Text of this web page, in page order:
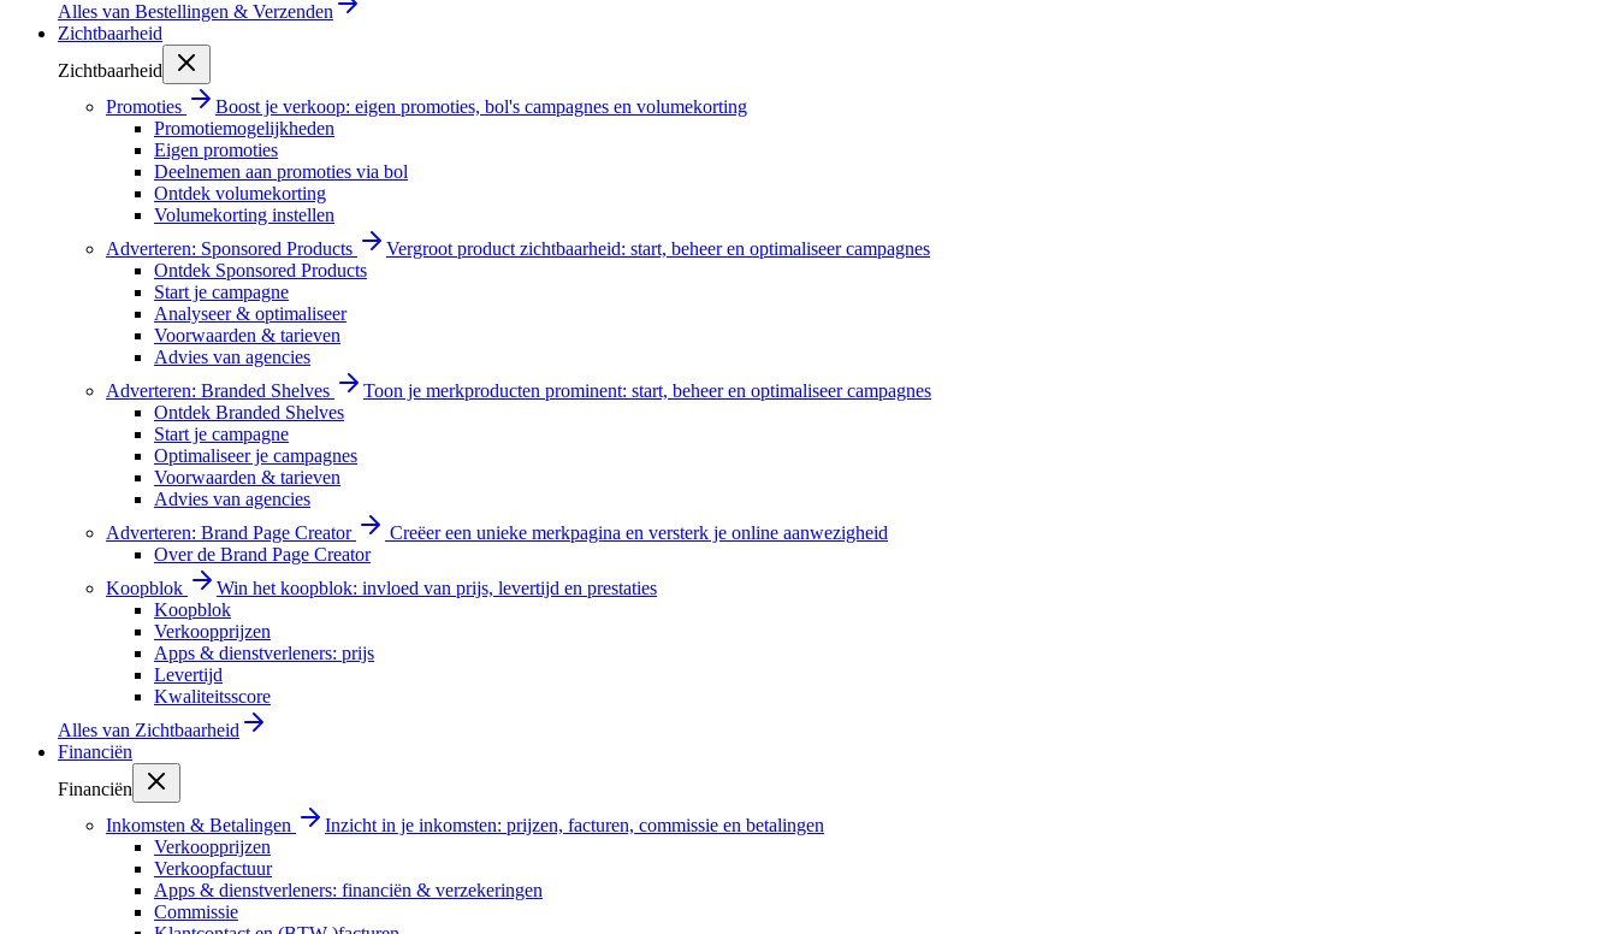
Alles van Bestellingen & Verzenden
Zichtbaarheid
Zichtbaarheid
Promoties
Boost je verkoop: eigen promoties, bol's campagnes en volumekorting
Promotiemogelijkheden
Eigen promoties
Deelnemen aan promoties via bol
Ontdek volumekorting
Volumekorting instellen
Adverteren: Sponsored Products
Vergroot product zichtbaarheid: start, beheer en optimaliseer campagnes
Ontdek Sponsored Products
Start je campagne
Analyseer & optimaliseer
Voorwaarden & tarieven
Advies van agencies
Adverteren: Branded Shelves
Toon je merkproducten prominent: start, beheer en optimaliseer campagnes
Ontdek Branded Shelves
Start je campagne
Optimaliseer je campagnes
Voorwaarden & tarieven
Advies van agencies
Adverteren: Brand Page Creator
Creëer een unieke merkpagina en versterk je online aanwezigheid
Over de Brand Page Creator
Koopblok
Win het koopblok: invloed van prijs, levertijd en prestaties
Koopblok
Verkoopprijzen
Apps & dienstverleners: prijs
Levertijd
Kwaliteitsscore
Alles van Zichtbaarheid
Financiën
Financiën
Inkomsten & Betalingen
Inzicht in je inkomsten: prijzen, facturen, commissie en betalingen
Verkoopprijzen
Verkoopfactuur
Apps & dienstverleners: financiën & verzekeringen
Commissie